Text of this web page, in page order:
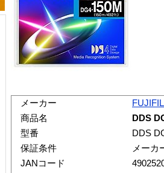
メーカー
商品名
DDS
型番
DDS
保証条件
メーカ
JANコード